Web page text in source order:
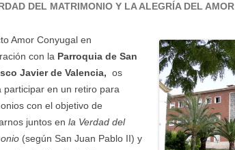
DEL MATRIMONIO Y LA ALEGRÍA DEL AMOR
Amor Conyugal en
con la Parroquia de San
Javier de Valencia, os
participar en un retiro para
con el objetivo de
juntos en la Verdad del
(según San Juan Pablo II) y